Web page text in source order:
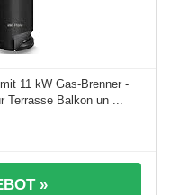
11 kW Gas-Brenner -
Terrasse Balkon un ...
»